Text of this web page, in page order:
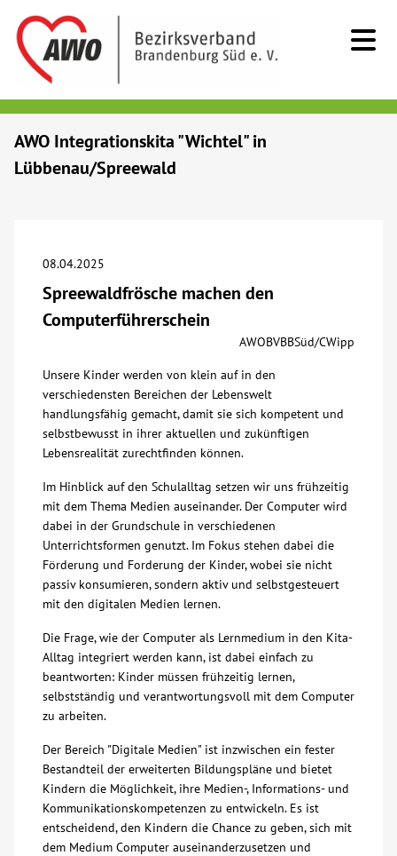
Senioren
Begegnung
Bildung
Über uns
Veranstaltungen
Spenden
Mitmachen
Karriere
Ausbildung
Suche
Kontakt
AWO Integrationskita "Wichtel" in
Lübbenau/Spreewald
08.04.2025
Spreewaldfrösche machen den
Computerführerschein
AWOBVBBSüd/CWipp
Unsere Kinder werden von klein auf in den
verschiedensten Bereichen der Lebenswelt
handlungsfähig gemacht, damit sie sich kompetent und
selbstbewusst in ihrer aktuellen und zukünftigen
Lebensrealität zurechtfinden können.
Im Hinblick auf den Schulalltag setzen wir uns frühzeitig
mit dem Thema Medien auseinander. Der Computer wird
dabei in der Grundschule in verschiedenen
Unterrichtsformen genutzt. Im Fokus stehen dabei die
Förderung und Forderung der Kinder, wobei sie nicht
passiv konsumieren, sondern aktiv und selbstgesteuert
mit den digitalen Medien lernen.
Die Frage, wie der Computer als Lernmedium in den Kita-
Alltag integriert werden kann, ist dabei einfach zu
beantworten: Kinder müssen frühzeitig lernen,
selbstständig und verantwortungsvoll mit dem Computer
zu arbeiten.
Der Bereich "Digitale Medien" ist inzwischen ein fester
Bestandteil der erweiterten Bildungspläne und bietet
Kindern die Möglichkeit, ihre Medien-, Informations- und
Kommunikationskompetenzen zu entwickeln. Es ist
entscheidend, den Kindern die Chance zu geben, sich mit
dem Medium Computer auseinanderzusetzen und